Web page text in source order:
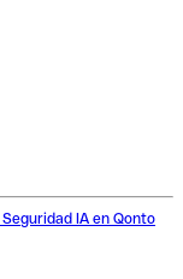
Seguridad IA en Qonto